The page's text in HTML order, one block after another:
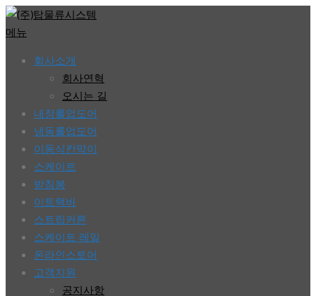
콘
텐
메뉴
회사소개
회사연혁
오시는 길
내장롤업도어
냉동롤업도어
이동식칸막이
스케이트
받침봉
이트랙바
스트립커튼
스케이트 레일
온라인스토어
고객지원
공지사항